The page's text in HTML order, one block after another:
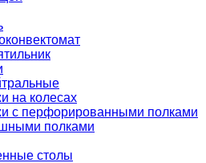
на колесах
с перфорированными полками
полками
столы